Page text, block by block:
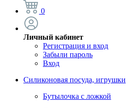
0
Личный кабинет
Регистрация и вход
Забыли пароль
Вход
Силиконовая посуда, игрушки
Бутылочка с ложкой